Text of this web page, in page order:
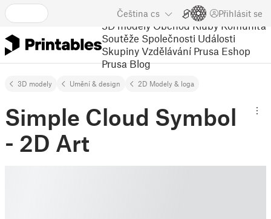
Čeština cs Přihlásit se
3D modely Obchod Kluby Komunita
Soutěže Společnosti Události
Skupiny Vzdělávání Prusa Eshop
Prusa Blog
3D modely Umění & design 2D Modely & loga
Simple Cloud Symbol
- 2D Art